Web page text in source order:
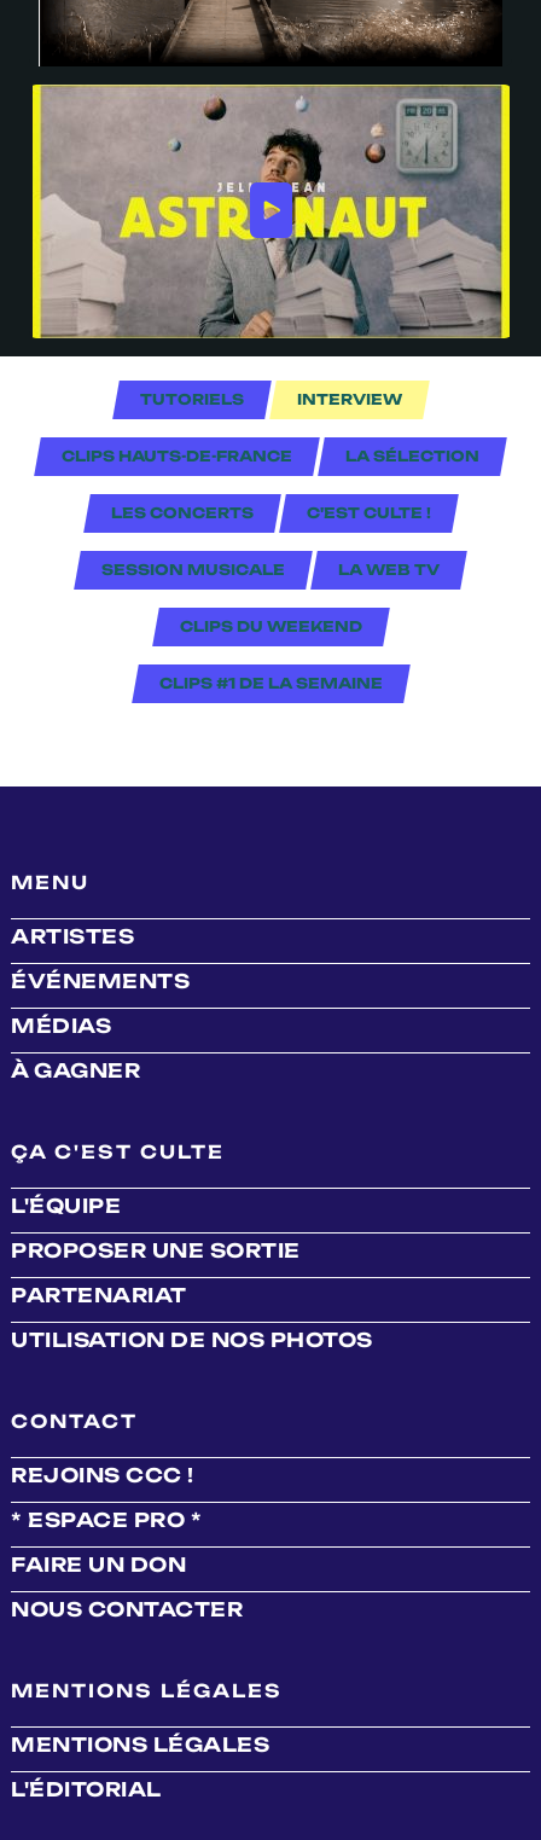
TUTORIELS INTERVIEW
CLIPS HAUTS-DE-FRANCE LA SÉLECTION
LES CONCERTS C'EST CULTE !
SESSION MUSICALE LA WEB TV
CLIPS DU WEEKEND
CLIPS #1 DE LA SEMAINE
MENU
ARTISTES
ÉVÉNEMENTS
MÉDIAS
À GAGNER
ÇA C'EST CULTE
L'ÉQUIPE
PROPOSER UNE SORTIE
PARTENARIAT
UTILISATION DE NOS PHOTOS
CONTACT
REJOINS CCC !
* ESPACE PRO *
FAIRE UN DON
NOUS CONTACTER
MENTIONS LÉGALES
MENTIONS LÉGALES
L'ÉDITORIAL